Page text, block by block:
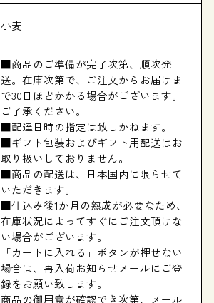
小麦
■商品のご準備が完了次第、順次発
送。在庫次第で、ご注文からお届けま
で30日ほどかかる場合がございます。
ご了承ください。
■配達日時の指定は致しかねます。
■ギフト包装およびギフト用配送はお
取り扱いしておりません。
■商品の配送は、日本国内に限らせて
いただきます。
■仕込み後1か月の熟成が必要なため、
在庫状況によってすぐにご注文頂けな
い場合がございます。
「カートに入れる」ボタンが押せない
場合は、再入荷お知らせメールにご登
録をお願い致します。
商品の御用意が確認でき次第、メール